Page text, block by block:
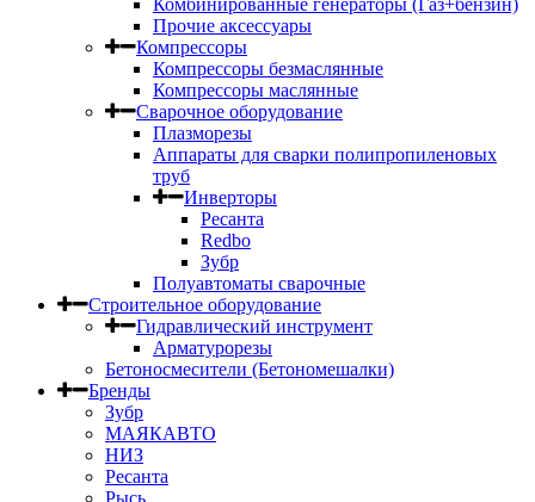
Комбинированные генераторы (Газ+бензин)
Прочие аксессуары
Компрессоры
Компрессоры безмаслянные
Компрессоры маслянные
Сварочное оборудование
Плазморезы
Аппараты для сварки полипропиленовых
труб
Инверторы
Ресанта
Redbo
Зубр
Полуавтоматы сварочные
Строительное оборудование
Гидравлический инструмент
Арматурорезы
Бетоносмесители (Бетономешалки)
Бренды
Зубр
МАЯКАВТО
НИЗ
Ресанта
Рысь